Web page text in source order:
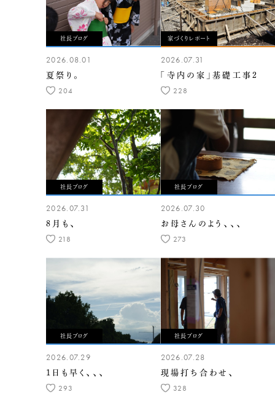
社長ブログ
2026.08.01
夏祭り。
204
家づくりレポート
2026.07.31
「寺内の家」基礎工事2
228
社長ブログ
2026.07.31
8月も、
218
社長ブログ
2026.07.30
お母さんのよう、、、
273
社長ブログ
2026.07.29
1日も早く、、、
293
社長ブログ
2026.07.28
現場打ち合わせ、
328